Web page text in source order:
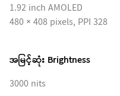
1.92 inch AMOLED
480 × 408 pixels, PPI 328
အမြင့်ဆုံး Brightness
3000 nits